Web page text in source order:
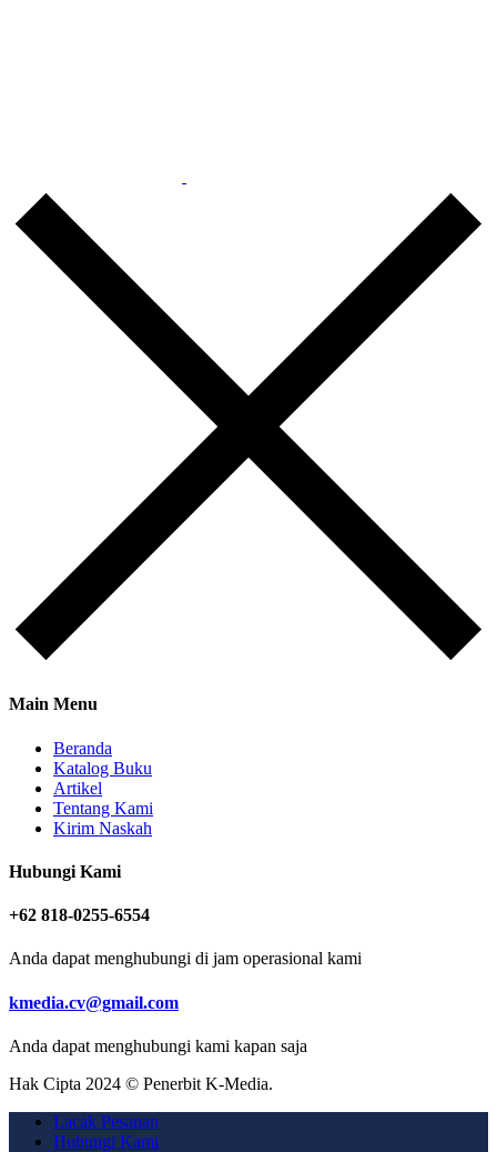
Main Menu
Beranda
Katalog Buku
Artikel
Tentang Kami
Kirim Naskah
Hubungi Kami
+62 818-0255-6554
Anda dapat menghubungi di jam operasional kami
kmedia.cv@gmail.com
Anda dapat menghubungi kami kapan saja
Hak Cipta 2024 © Penerbit K-Media.
Lacak Pesanan
Hubungi Kami